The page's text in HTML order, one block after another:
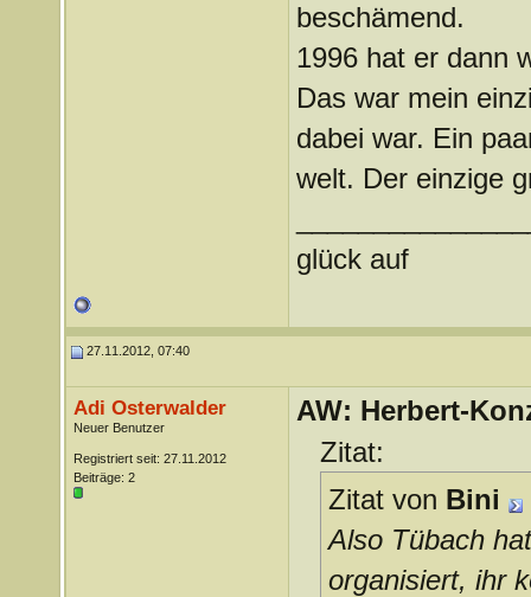
beschämend.
1996 hat er dann
Das war mein
dabei war. Ein
welt. Der einzige
glück auf
27.11.2012, 07:40
Adi Osterwalder
Neuer Benutzer
Registriert seit: 27.11.2012
Beiträge: 2
AW: Herbert-
Zitat:
Zitat von Bini
Also Tübach
organisiert, ihr